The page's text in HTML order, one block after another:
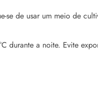
se de usar um meio de
durante a noite. Evite